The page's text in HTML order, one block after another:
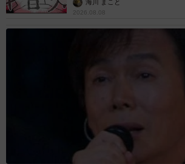
海川 まこと
2026.08.08